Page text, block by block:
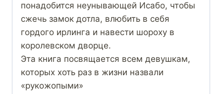
понадобится неунывающей Исабо, чтобы
сжечь замок дотла, влюбить в себя
гордого ирлинга и навести шороху в
королевском дворце.
Эта книга посвящается всем девушкам,
которых хоть раз в жизни назвали
«рукожопыми»